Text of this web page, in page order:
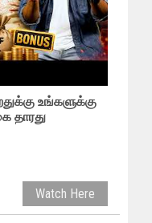
உங்களுக்கு
தாரது
Watch Here